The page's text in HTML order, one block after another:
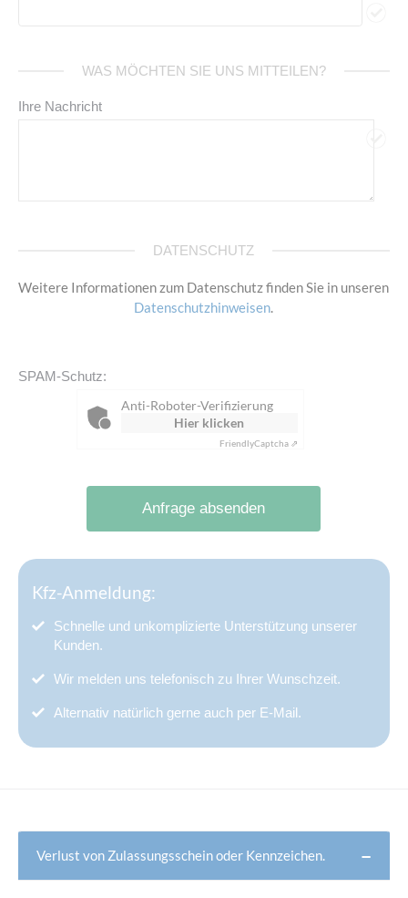
WAS MÖCHTEN SIE UNS MITTEILEN?
Ihre Nachricht
DATENSCHUTZ
Weitere Informationen zum Datenschutz finden Sie in unseren
Datenschutzhinweisen.
SPAM-Schutz:
Anti-Roboter-Verifizierung
Hier klicken
FriendlyCaptcha ⇗
Anfrage absenden
Kfz-Anmeldung:
Schnelle und unkomplizierte Unterstützung unserer
Kunden.
Wir melden uns telefonisch zu Ihrer Wunschzeit.
Alternativ natürlich gerne auch per E-Mail.
Verlust von Zulassungsschein oder Kennzeichen.